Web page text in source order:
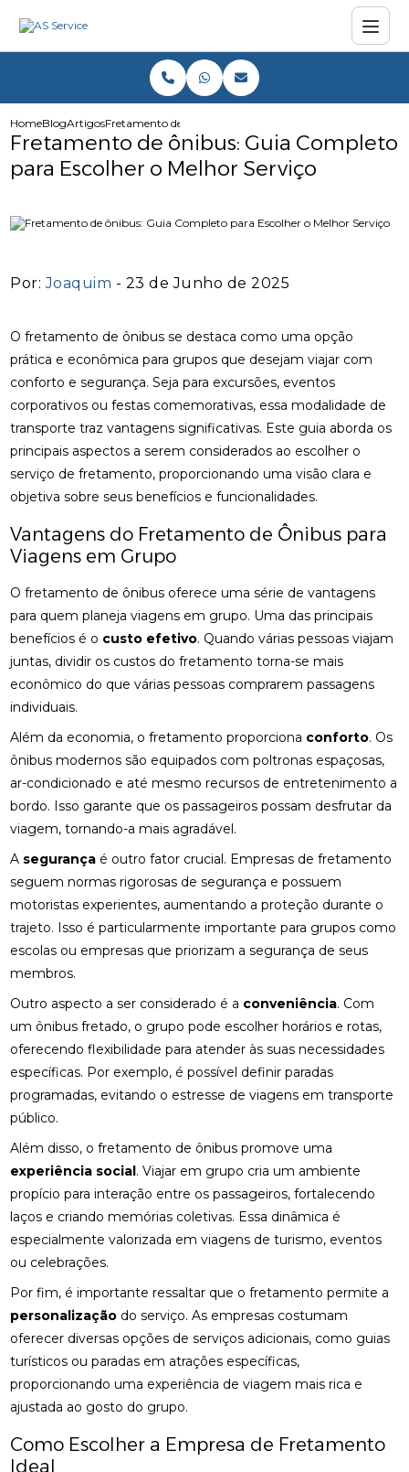
HomeBlogArtigosFretamento de ônibus: Guia Completo para Escolher o
Fretamento de ônibus: Guia Completo
para Escolher o Melhor Serviço
Por:Joaquim - 23 de Junho de 2025
O fretamento de ônibus se destaca como uma opção
prática e econômica para grupos que desejam viajar com
conforto e segurança. Seja para excursões, eventos
corporativos ou festas comemorativas, essa modalidade de
transporte traz vantagens significativas. Este guia aborda os
principais aspectos a serem considerados ao escolher o
serviço de fretamento, proporcionando uma visão clara e
objetiva sobre seus benefícios e funcionalidades.
Vantagens do Fretamento de Ônibus para
Viagens em Grupo
O fretamento de ônibus oferece uma série de vantagens
para quem planeja viagens em grupo. Uma das principais
benefícios é o custo efetivo. Quando várias pessoas viajam
juntas, dividir os custos do fretamento torna-se mais
econômico do que várias pessoas comprarem passagens
individuais.
Além da economia, o fretamento proporciona conforto. Os
ônibus modernos são equipados com poltronas espaçosas,
ar-condicionado e até mesmo recursos de entretenimento a
bordo. Isso garante que os passageiros possam desfrutar da
viagem, tornando-a mais agradável.
A segurança é outro fator crucial. Empresas de fretamento
seguem normas rigorosas de segurança e possuem
motoristas experientes, aumentando a proteção durante o
trajeto. Isso é particularmente importante para grupos como
escolas ou empresas que priorizam a segurança de seus
membros.
Outro aspecto a ser considerado é a conveniência. Com
um ônibus fretado, o grupo pode escolher horários e rotas,
oferecendo flexibilidade para atender às suas necessidades
específicas. Por exemplo, é possível definir paradas
programadas, evitando o estresse de viagens em transporte
público.
Além disso, o fretamento de ônibus promove uma
experiência social. Viajar em grupo cria um ambiente
propício para interação entre os passageiros, fortalecendo
laços e criando memórias coletivas. Essa dinâmica é
especialmente valorizada em viagens de turismo, eventos
ou celebrações.
Por fim, é importante ressaltar que o fretamento permite a
personalização do serviço. As empresas costumam
oferecer diversas opções de serviços adicionais, como guias
turísticos ou paradas em atrações específicas,
proporcionando uma experiência de viagem mais rica e
ajustada ao gosto do grupo.
Como Escolher a Empresa de Fretamento
Ideal